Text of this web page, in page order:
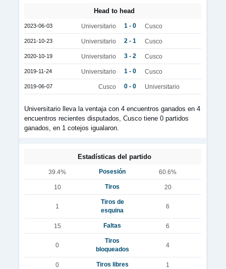
Head to head
2023-06-03 Universitario 1 - 0 Cusco
2021-10-23 Universitario 2 - 1 Cusco
2020-10-19 Universitario 3 - 2 Cusco
2019-11-24 Universitario 1 - 0 Cusco
2019-06-07 Cusco 0 - 0 Universitario
Universitario lleva la ventaja con 4 encuentros ganados en 4
encuentros recientes disputados, Cusco tiene 0 partidos
ganados, en 1 cotejos igualaron.
Estadísticas del partido
39.4% Posesión 60.6%
10 Tiros 20
1
Tiros de
esquina
6
15 Faltas 6
0
Tiros
bloqueados
4
0 Tiros libres 1